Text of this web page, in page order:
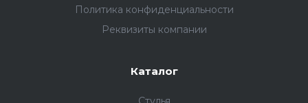
Политика конфиденциальности
Реквизиты компании
Каталог